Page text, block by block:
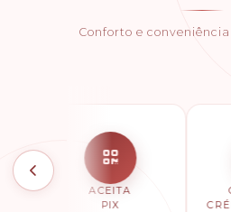
Conforto e
ACEITA
PIX